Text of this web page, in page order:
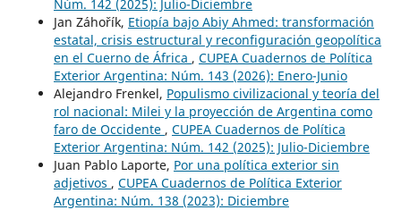
Núm. 142 (2025): Julio-Diciembre
Jan Záhořík, Etiopía bajo Abiy Ahmed: transformación
estatal, crisis estructural y reconfiguración geopolítica
en el Cuerno de África , CUPEA Cuadernos de Política
Exterior Argentina: Núm. 143 (2026): Enero-Junio
Alejandro Frenkel, Populismo civilizacional y teoría del
rol nacional: Milei y la proyección de Argentina como
faro de Occidente , CUPEA Cuadernos de Política
Exterior Argentina: Núm. 142 (2025): Julio-Diciembre
Juan Pablo Laporte, Por una política exterior sin
adjetivos , CUPEA Cuadernos de Política Exterior
Argentina: Núm. 138 (2023): Diciembre